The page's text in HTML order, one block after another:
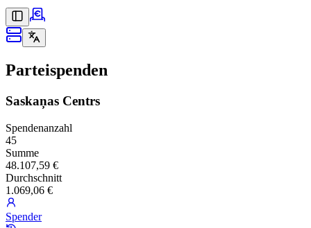
Parteispenden
Saskaņas Centrs
Spendenanzahl
45
Summe
48.107,59 €
Durchschnitt
1.069,06 €
Spender